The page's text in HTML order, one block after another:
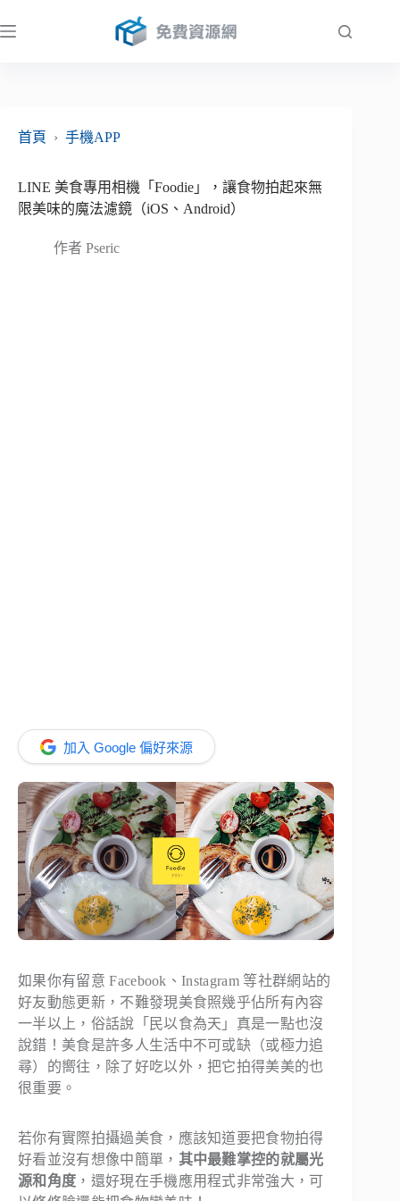
至
首頁
› 手機APP
LINE 美食專用相機「Foodie」，讓食物拍起來無
限美味的魔法濾鏡（iOS、Android）
作者 Pseric
加入 Google 偏好來源
如果你有留意 Facebook、Instagram 等社群網站的
好友動態更新，不難發現美食照幾乎佔所有內容
一半以上，俗話說「民以食為天」真是一點也沒
說錯！美食是許多人生活中不可或缺（或極力追
尋）的嚮往，除了好吃以外，把它拍得美美的也
很重要。
若你有實際拍攝過美食，應該知道要把食物拍得
好看並沒有想像中簡單， 其中最難掌控的就屬光
源和角度 ，還好現在手機應用程式非常強大，可